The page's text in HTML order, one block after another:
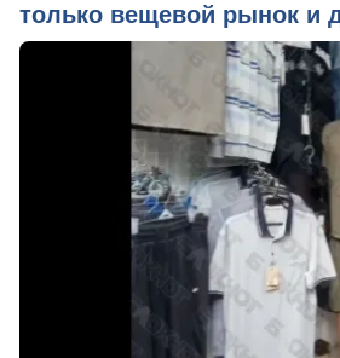
только вещевой рынок и